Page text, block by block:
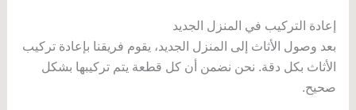
إعادة التركيب في المنزل الجديد
بعد وصول الأثاث إلى المنزل الجديد، يقوم فريقنا بإعادة تركيب
الأثاث بكل دقة. نحن نضمن أن كل قطعة يتم تركيبها بشكل
صحيح.